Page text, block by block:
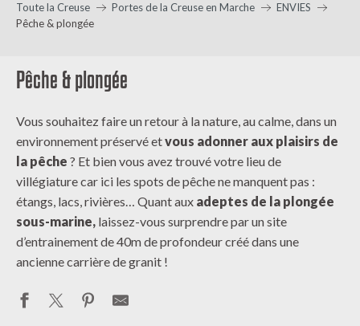
Toute la Creuse Portes de la Creuse en Marche
ENVIES
Pêche & plongée
Pêche & plongée
Vous souhaitez faire un retour à la nature, au calme, dans un
environnement préservé etvous adonner aux plaisirs de
la pêche ? Et bien vous avez trouvé votre lieu de
villégiature car ici les spots de pêche ne manquent pas :
étangs, lacs, rivières… Quant aux adeptes de la plongée
sous-marine, laissez-vous surprendre par un site
d’entrainement de 40m de profondeur créé dans une
ancienne carrière de granit !